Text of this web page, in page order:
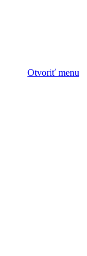
Otvoriť menu